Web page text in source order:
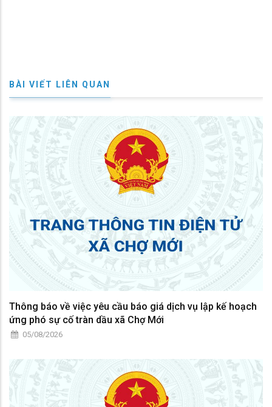
BÀI VIẾT LIÊN QUAN
Thông báo về việc yêu cầu báo giá dịch vụ lập kế hoạch
ứng phó sự cố tràn dầu xã Chợ Mới
05/08/2026